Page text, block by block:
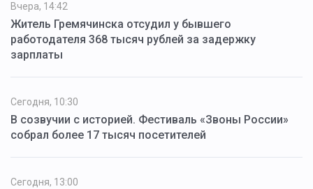
Вчера, 14:42
Житель Гремячинска отсудил у бывшего
работодателя 368 тысяч рублей за задержку
зарплаты
Сегодня, 10:30
В созвучии с историей. Фестиваль «Звоны России»
собрал более 17 тысяч посетителей
Сегодня, 13:00